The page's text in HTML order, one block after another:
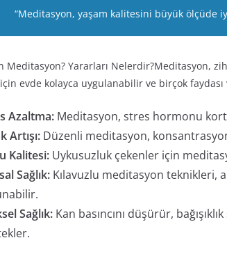
“Meditasyon, yaşam kalitesini büyük ölçüde
Meditasyon? Yararları Nelerdir?Meditasyon,
evde kolayca uygulanabilir ve birçok faydası
Azaltma: Meditasyon, stres hormonu
Artışı: Düzenli meditasyon,
Kalitesi: Uykusuzluk çekenler için
Sağlık: Kılavuzlu meditasyon teknikleri,
Sağlık: Kan basıncını düşürür,